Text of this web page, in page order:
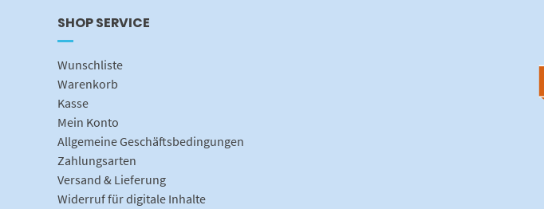
SHOP SERVICE
Wunschliste
Warenkorb
Kasse
Mein Konto
Allgemeine Geschäftsbedingungen
Zahlungsarten
Versand & Lieferung
Widerruf für digitale Inhalte